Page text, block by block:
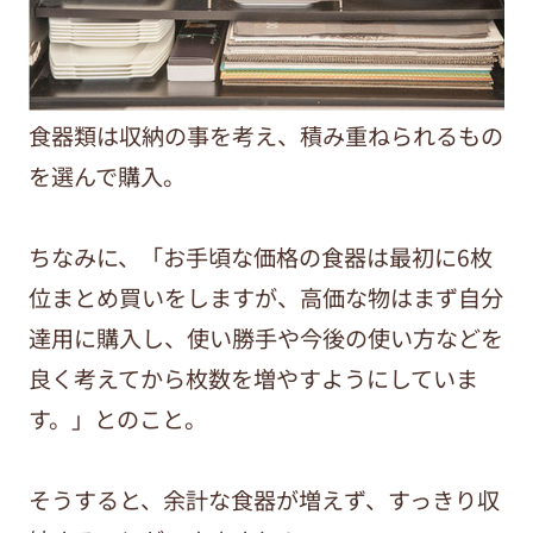
食器類は収納の事を考え、積み重ねられるもの
を選んで購入。
ちなみに、「お手頃な価格の食器は最初に6枚
位まとめ買いをしますが、高価な物はまず自分
達用に購入し、使い勝手や今後の使い方などを
良く考えてから枚数を増やすようにしていま
す。」とのこと。
そうすると、余計な食器が増えず、すっきり収